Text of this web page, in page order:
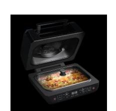
пену, Электрический
Вспениватель молока